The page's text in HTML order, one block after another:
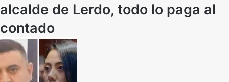
alcalde de Lerdo, todo lo paga al
contado